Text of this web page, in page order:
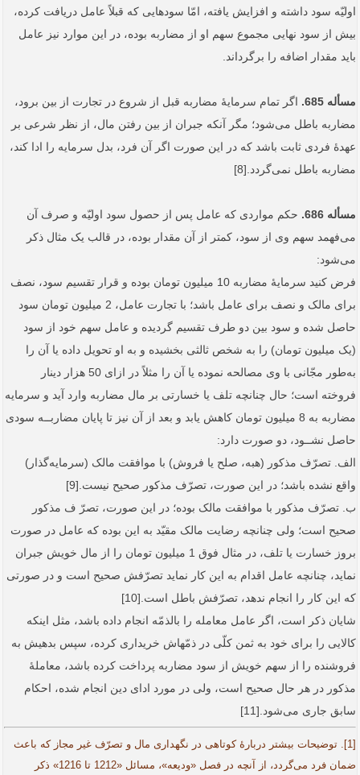
اولیّه سود داشته و افزایش یافته، امّا سودهایی که قبلاً عامل دریافت کرده،
بیش از سود نهایی مجموع سهم او از مضاربه بوده، در این موارد نیز عامل
باید مقدار اضافه را برگرداند.
مسأله 685.
اگر تمام سرمایۀ مضاربه قبل از شروع در تجارت از بین برود،
مضاربه باطل می‌شود؛ مگر آنکه جبران از بین رفتن مال، از نظر شرعی بر
عهدۀ فردی ثابت باشد که در این صورت اگر آن فرد، بدل سرمایه را ادا کند،
مضاربه باطل نمی‌گردد.[8]
مسأله 686.
حکم مواردی که عامل پس از حصول سود اولیّه و صرف آن
می‌فهمد سهم وی از سود، کمتر از آن مقدار بوده، در قالب یک مثال ذکر
می‌شود:
فرض کنید سرمایۀ مضاربه 10 میلیون تومان بوده و قرار تقسیم سود، ‌نصف
برای مالک و نصف برای عامل باشد؛ با تجارت عامل، 2 میلیون تومان سود
حاصل شده و سود بین دو طرف تقسیم گردیده و عامل سهم خود از سود
(یک میلیون تومان) را به شخص ثالثی بخشیده و به او تحویل داده یا آن را
به‌طور مجّانی با وی مصالحه نموده یا آن را مثلاً در ازای 50­ هزار دینار
فروخته است؛ حال چنانچه تلف یا خسارتی بر مال مضاربه وارد آید و سرمایه
مضاربه به 8 میلیون تومان کاهش یابد و بعد از آن نیز تا پایان مضاربــه سودی
حاصل نشــود، دو صورت دارد:
الف. تصرّف مذکور (هبه، صلح یا فروش) با موافقت مالک (سرمایه‌گذار)
واقع نشده باشد؛ در این صورت، تصرّف مذکور صحیح نیست.[9]
ب. تصرّف مذکور با موافقت مالک بوده؛ در این صورت، تصرّ ف مذکور
صحیح است؛ ولی چنانچه رضایت مالک مقیّد به این بوده که عامل در صورت
بروز خسارت یا تلف، در مثال فوق 1 میلیون تومان را از مال خویش جبران
نماید، چنانچه عامل اقدام به این کار نماید تصرّفش صحیح است و در صورتی
که این کار را انجام ندهد، تصرّفش باطل است.[10]
شایان ذکر است، اگر عامل معامله را بالذمّه انجام داده باشد، مثل اینکه
کالایی را برای خود به ثمن کلّی در ذمّه­اش خریداری کرده، سپس بدهیش به
فروشنده را از سهم خویش از سود مضاربه پرداخت کرده باشد، معاملۀ
مذکور در هر حال صحیح است، ولی در مورد ادای دین انجام شده، احکام
سابق جاری می‌شود.[11]
[1]. توضیحات بیشتر دربارۀ کوتاهی در نگهداری مال و تصرّف غیر مجاز که باعث
ضمان فرد می‌گردد، از آنچه در فصل «ودیعه»، مسائل «1212 تا 1216» ذکر